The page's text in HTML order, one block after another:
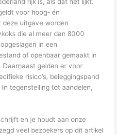
rijk is, als dat het lijkt.
voor hoog- én
deze uitgave worden
die al meer dan 8000
in een
of openbaar gemaakt in
gelden er voor
risico’s, beleggingspand
tegenstelling tot aandelen,
en je houdt aan onze
veel bezoekers op dit artikel